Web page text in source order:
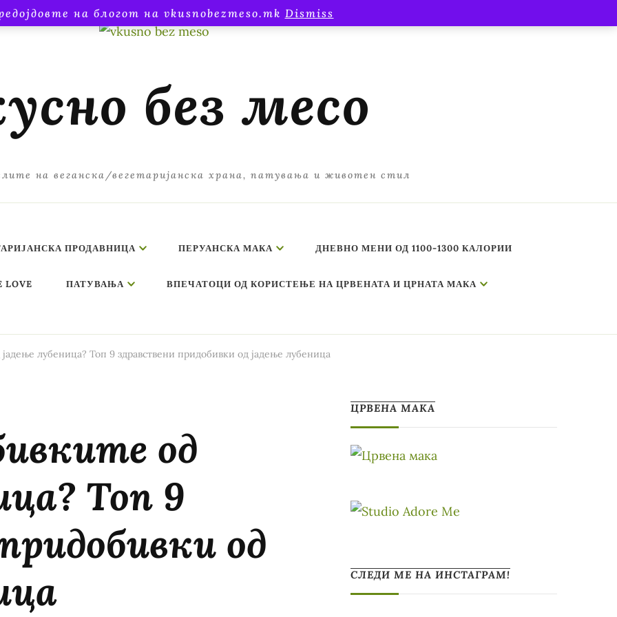
на блогот на vkusnobezmeso.mk Dismiss
без месо
на веганска/вегетаријанска храна, патувања и животен стил
ПРОДАВНИЦА ПЕРУАНСКА МАКА ДНЕВНО МЕНИ ОД 1100-1300 КАЛОРИИ
LOVE ПАТУВАЊА ВПЕЧАТОЦИ ОД КОРИСТЕЊЕ НА ЦРВЕНАТА И ЦРНАТА МАКА
лубеница? Топ 9 здравствени придобивки од јадење лубеница
од
Топ 9
од
ЦРВЕНА МАКА
СЛЕДИ МЕ НА ИНСТАГРАМ!